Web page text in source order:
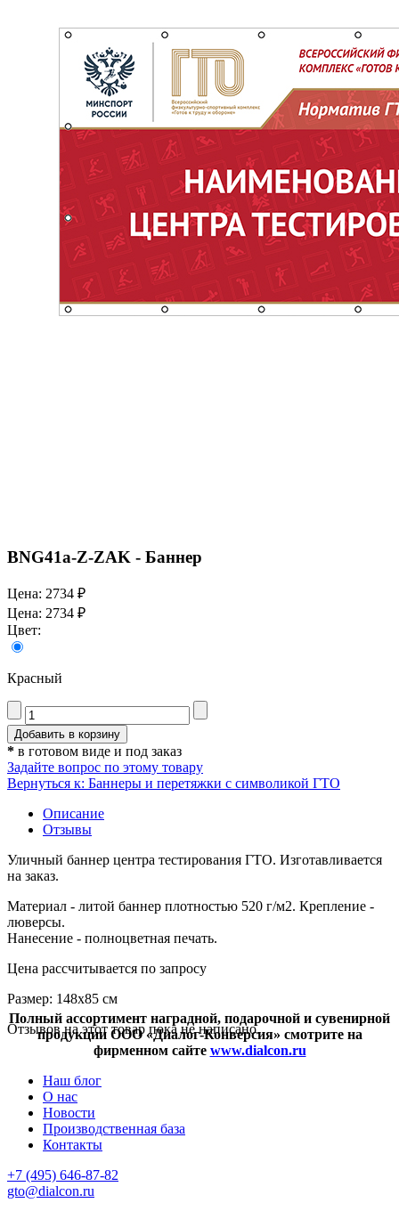
BNG41a-Z-ZAK - Баннер
Цена: 2734 ₽
Цена: 2734 ₽
Цвет:
Красный
* в готовом виде и под заказ
Задайте вопрос по этому товару
Вернуться к: Баннеры и перетяжки с символикой ГТО
Описание
Отзывы
Уличный баннер центра тестирования ГТО. Изготавливается
на заказ.
Материал - литой баннер плотностью 520 г/м2. Крепление -
люверсы.
Нанесение - полноцветная печать.
Цена рассчитывается по запросу
Размер: 148х85 см
Отзывов на этот товар пока не написано.
Полный ассортимент наградной, подарочной и сувенирной
продукции ООО «Диалог-Конверсия» смотрите на
фирменном сайте www.dialcon.ru
Наш блог
О нас
Новости
Производственная база
Контакты
+7 (495) 646-87-82
gto@dialcon.ru